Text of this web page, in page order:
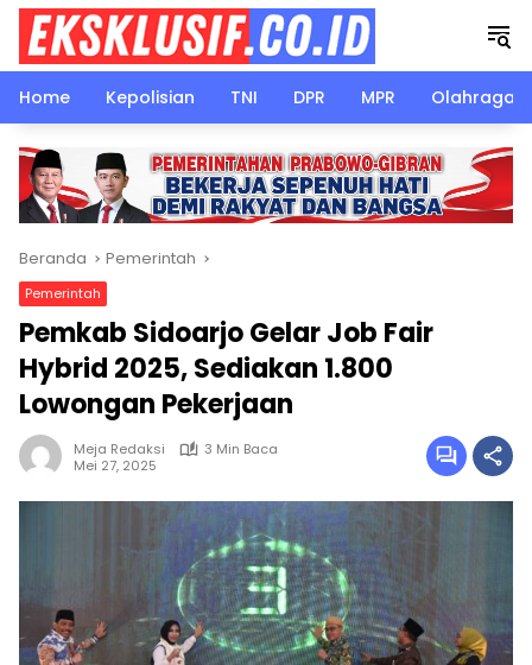
Langsung
konten
Home
Kepolisian TNI DPR MPR Olahraga
Beranda Pemerintah
Pemerintah
Pemkab Sidoarjo Gelar Job Fair
Hybrid 2025, Sediakan 1.800
Lowongan Pekerjaan
Meja Redaksi
3 Min Baca
Mei 27, 2025